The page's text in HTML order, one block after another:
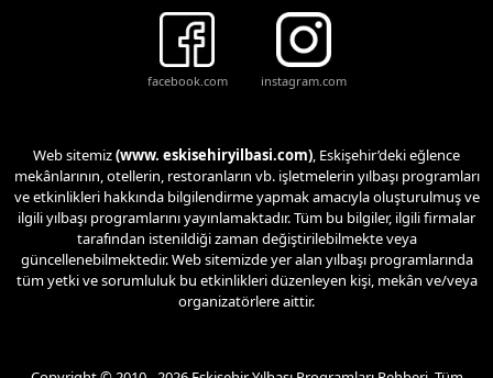
facebook.com instagram.com
Web sitemiz(www. eskisehiryilbasi.com), Eskişehir’deki eğlence
mekânlarının, otellerin, restoranların vb. işletmelerin yılbaşı programları
ve etkinlikleri hakkında bilgilendirme yapmak amacıyla oluşturulmuş ve
ilgili yılbaşı programlarını yayınlamaktadır. Tüm bu bilgiler, ilgili firmalar
tarafından istenildiği zaman değiştirilebilmekte veya
güncellenebilmektedir. Web sitemizde yer alan yılbaşı programlarında
tüm yetki ve sorumluluk bu etkinlikleri düzenleyen kişi, mekân ve/veya
organizatörlere aittir.